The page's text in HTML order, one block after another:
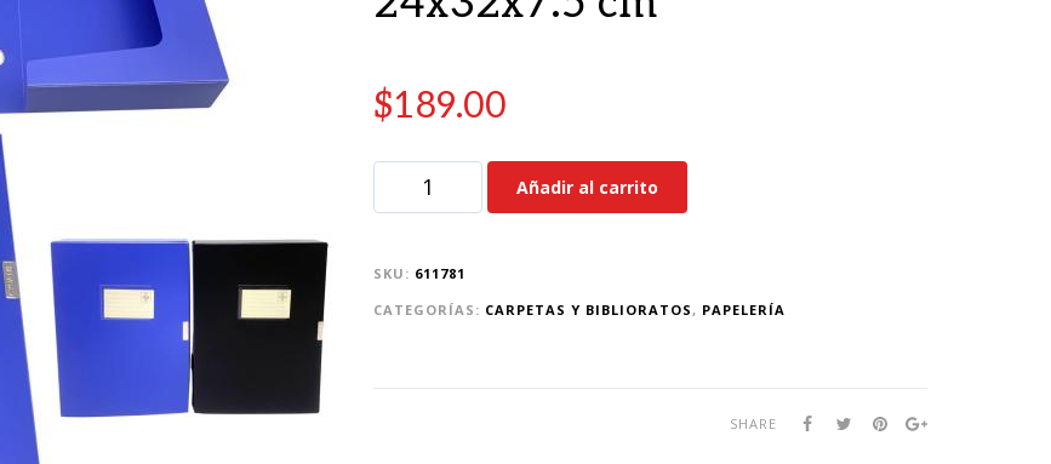
$189.00
Añadir al carrito
SKU: 611781
CATEGORÍAS: CARPETAS Y BIBLIORATOS, PAPELERÍA
SHARE